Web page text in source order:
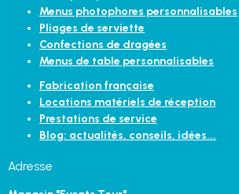
Menus photophores personnalisables
Pliages de serviette
Confections de dragées
Menus de table personnalisables
Fabrication française
Locations matériels de réception
Prestations de service
Blog: actualités, conseils, idées...
Adresse